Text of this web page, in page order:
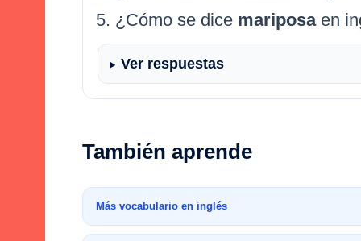
¿Cómo se dice mariposaen
Ver respuestas
También aprende
Más vocabulario en inglés